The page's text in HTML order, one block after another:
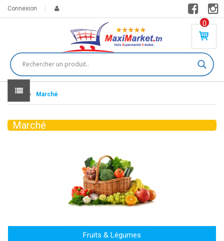
Connexion
0
PR
DU
IT(
S)
0
DT
Home Marché
Marché
Fruits & Légumes